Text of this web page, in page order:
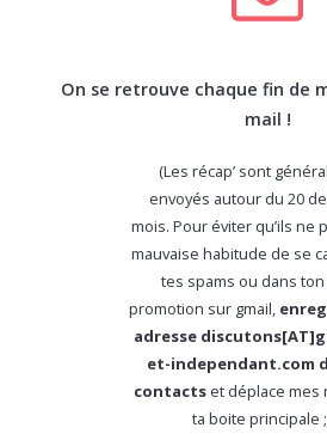
On se retrouve chaque fin de
mail !
(Les récap’ sont
envoyés autour du 20
mois. Pour éviter qu’ils ne
mauvaise habitude de se
tes spams ou dans
promotion sur gmail,
adresse
et-independant.com
contactset déplace mes
ta boite principale